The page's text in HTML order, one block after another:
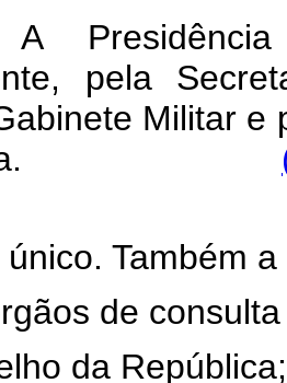
pela
Militar e
Também
de
da República;